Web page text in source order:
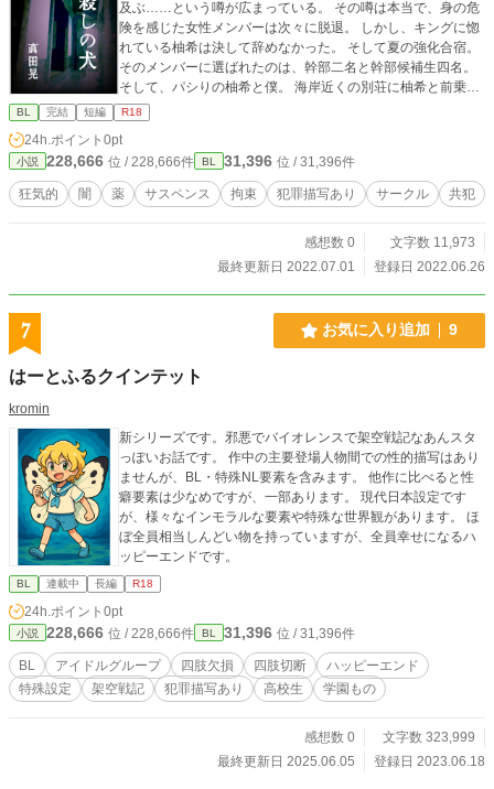
罪、未解決事件等をヒントにした部分を含んでおります。 犯
罪事件名及び内容には多少のフェイクを混ぜています。実際
のものとは異なります。
及ぶ……という噂が広まっている。 その噂は本当で、身の危
険を感じた女性メンバーは次々に脱退。 しかし、キングに惚
れている柚希は決して辞めなかった。 そして夏の強化合宿。
そのメンバーに選ばれたのは、幹部二名と幹部候補生四名。
そして、パシりの柚希と僕。 海岸近くの別荘に柚希と前乗り
し、先輩達を迎え入れるべく準備を整える。 そして夕刻、先
輩達がナンパした女性二人を連れてやって来て…… ※男女の
絡みシーンはありません。が、愛情のない同性との絡みシー
ンはあります。非萌えかと思われます。 ※実際にあった事件
を参考にした部分が含まれておりますが、全てフィクション
です。 実際の事件とは一切関係ありません。
BL 完結 短編 R18
24h.ポイント 0pt
小説 228,666 位 / 228,666件 BL 31,396 位 / 31,396件
狂気的 闇 薬 サスペンス 拘束 犯罪描写あり サークル 共犯
感想数 0
文字数 11,973
最終更新日 2022.07.01
登録日 2022.06.26
7 お気に入り追加 9
はーとふるクインテット
kromin
新シリーズです。邪悪でバイオレンスで架空戦記なあんスタ
っぽいお話です。 作中の主要登場人物間での性的描写はあり
ませんが、BL・特殊NL要素を含みます。 他作に比べると性
癖要素は少なめですが、一部あります。 現代日本設定です
が、様々なインモラルな要素や特殊な世界観があります。 ほ
ぼ全員相当しんどい物を持っていますが、全員幸せになるハ
ッピーエンドです。
BL 連載中 長編 R18
24h.ポイント 0pt
小説 228,666 位 / 228,666件 BL 31,396 位 / 31,396件
BL アイドルグループ 四肢欠損 四肢切断
ハッピーエンド
特殊設定
架空戦記 犯罪描写あり 高校生 学園もの
感想数 0
文字数 323,999
最終更新日 2025.06.05
登録日 2023.06.18